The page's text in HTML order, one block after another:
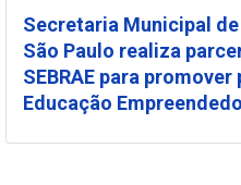
Secretaria Municipal
São Paulo realiza
SEBRAE para
Educação